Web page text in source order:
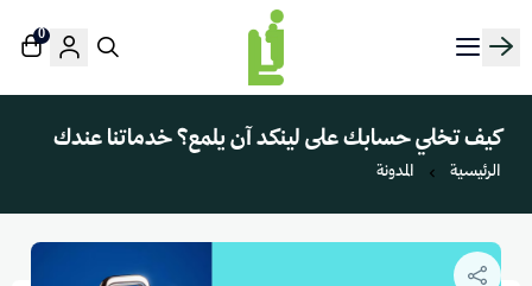
منصة لينك إن | Linkin.sa
0
كيف تخلي حسابك على لينكد آن يلمع؟ خدماتنا عندك
الرئيسية المدونة